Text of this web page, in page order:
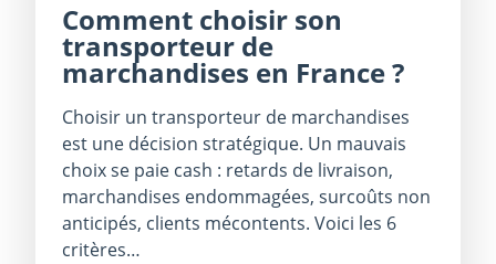
Comment choisir son
transporteur de
marchandises en France ?
Choisir un transporteur de marchandises
est une décision stratégique. Un mauvais
choix se paie cash : retards de livraison,
marchandises endommagées, surcoûts non
anticipés, clients mécontents. Voici les 6
critères…